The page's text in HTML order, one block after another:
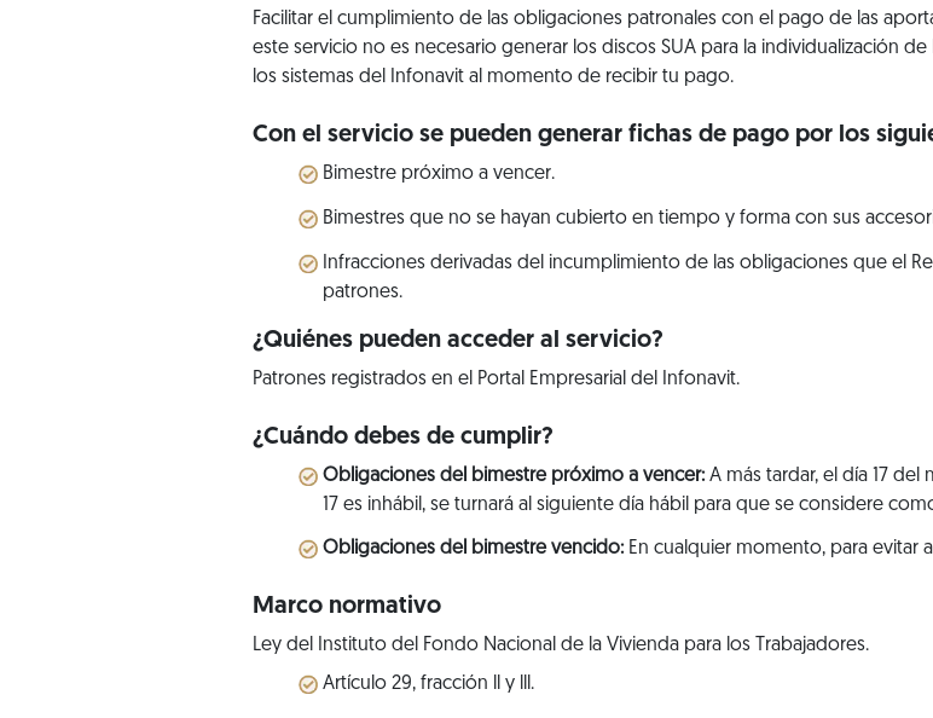
Facilitar el cumplimiento de las obligaciones patronales con el pago de las
este servicio no es necesario generar los discos SUA para la individualización
los sistemas del Infonavit al momento de recibir tu pago.
Con el servicio se pueden generar fichas de pago por los
Bimestre próximo a vencer.
Bimestres que no se hayan cubierto en tiempo y forma con sus
Infracciones derivadas del incumplimiento de las obligaciones que el
patrones.
¿Quiénes pueden acceder al servicio?
Patrones registrados en el Portal Empresarial del Infonavit.
¿Cuándo debes de cumplir?
Obligaciones del bimestre próximo a vencer:A más tardar, el día 17
17 es inhábil, se turnará al siguiente día hábil para que se considere
Obligaciones del bimestre vencido:En cualquier momento, para evitar
Marco normativo
Ley del Instituto del Fondo Nacional de la Vivienda para los Trabajadores.
Artículo 29, fracción ll y lll.